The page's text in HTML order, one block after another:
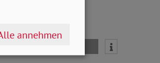
annehmen